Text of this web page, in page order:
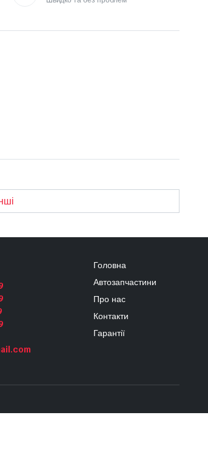
Головна
Автозапчастини
Про нас
Контакти
Гарантії